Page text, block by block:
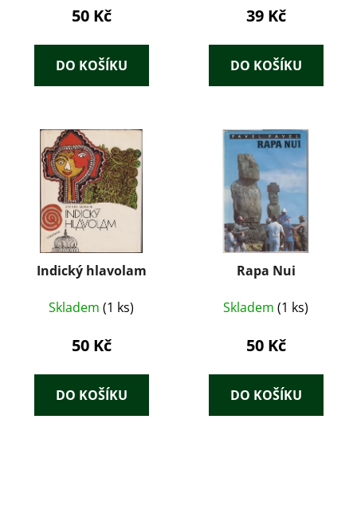
50 Kč
DO KOŠÍKU
39 Kč
DO KOŠÍKU
Indický hlavolam
Skladem (1 ks)
50 Kč
DO KOŠÍKU
Rapa Nui
Skladem (1 ks)
50 Kč
DO KOŠÍKU